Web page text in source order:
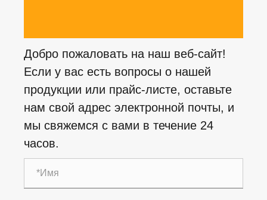
Добро пожаловать на наш веб-сайт!
Если у вас есть вопросы о нашей
продукции или прайс-листе, оставьте
нам свой адрес электронной почты, и
мы свяжемся с вами в течение 24
часов.